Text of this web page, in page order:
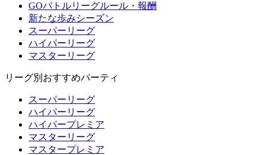
GOバトルリーグルール・報酬
新たな歩みシーズン
スーパーリーグ
ハイパーリーグ
マスターリーグ
リーグ別おすすめパーティ
スーパーリーグ
ハイパーリーグ
ハイパープレミア
マスターリーグ
マスタープレミア